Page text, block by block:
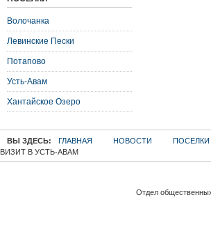
Волочанка
Левинские Пески
Потапово
Усть-Авам
Хантайское Озеро
ВЫ ЗДЕСЬ: ГЛАВНАЯ НОВОСТИ ПОСЕЛКИ
ВИЗИТ В УСТЬ-АВАМ
Отдел